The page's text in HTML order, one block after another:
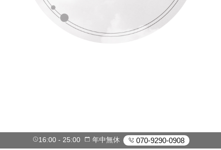
16:00 25:00 年中無休 070-9290-0908